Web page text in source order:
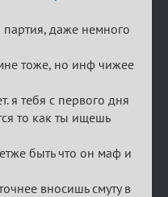
партия, даже немного
тоже, но инф чижее
я тебя с первого дня
то как ты ищешь
быть что он маф и
вносишь смуту в